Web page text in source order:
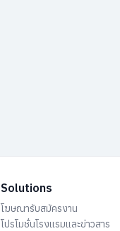
Solutions
โฆษณารับสมัครงาน
โปรโมชั่นโรงแรมและข่าวสาร